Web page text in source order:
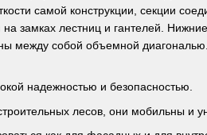
самой конструкции, секции
на замках лестниц и гантелей.
между собой объемной
надежностью и безопасностью.
лесов, они мобильны и